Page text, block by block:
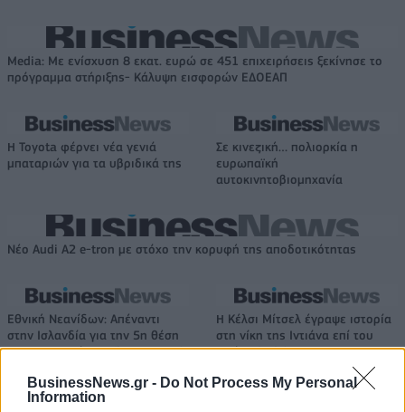
BusinessNews.gr - Do Not Process My Personal
Information
Media: Με ενίσχυση 8 εκατ. ευρώ σε 451 επιχειρήσεις ξεκίνησε το
πρόγραμμα στήριξης- Κάλυψη εισφορών ΕΔΟΕΑΠ
Η Toyota φέρνει νέα γενιά
μπαταριών για τα υβριδικά της
Σε κινεζική… πολιορκία η
ευρωπαϊκή
αυτοκινητοβιομηχανία
Νέο Audi A2 e-tron με στόχο την κορυφή της αποδοτικότητας
Εθνική Νεανίδων: Απέναντι
στην Ισλανδία για την 5η θέση
στο Ευρωμπάσκετ (live stream)
Η Κέλσι Μίτσελ έγραψε ιστορία
στη νίκη της Ιντιάνα επί του
Σικάγο (vids)